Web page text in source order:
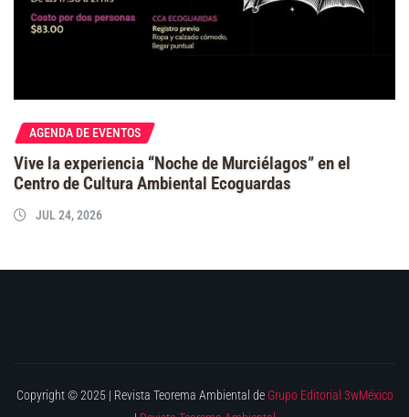
AGENDA DE EVENTOS
Vive la experiencia “Noche de Murciélagos” en el
Centro de Cultura Ambiental Ecoguardas
JUL 24, 2026
Copyright © 2025 | Revista Teorema Ambiental de Grupo Editorial 3wMéxico